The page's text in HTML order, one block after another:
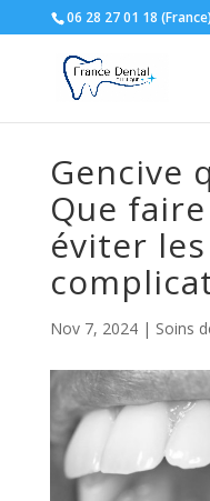
06 28 27 01 18 (France)
Gencive
Que
éviter les
Nov 7, 2024| Soins